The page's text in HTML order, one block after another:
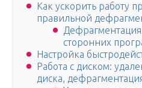
Как ускорить работу
правильной
сторонних
Настройка
Работа с диском:
диска,